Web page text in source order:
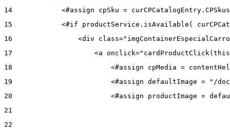
14
<#assign cpSku =
15
<#if productService.isAvailable(
16
<div
17
<a
18
<#assign cpMedia =
19
<#assign defaultImage = "/
20
<#assign productImage =
21
22